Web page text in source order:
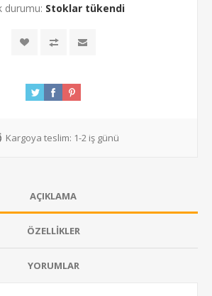
durumu: Stoklar tükendi
Kargoya teslim: 1-2 iş günü
AÇIKLAMA
ÖZELLIKLER
YORUMLAR